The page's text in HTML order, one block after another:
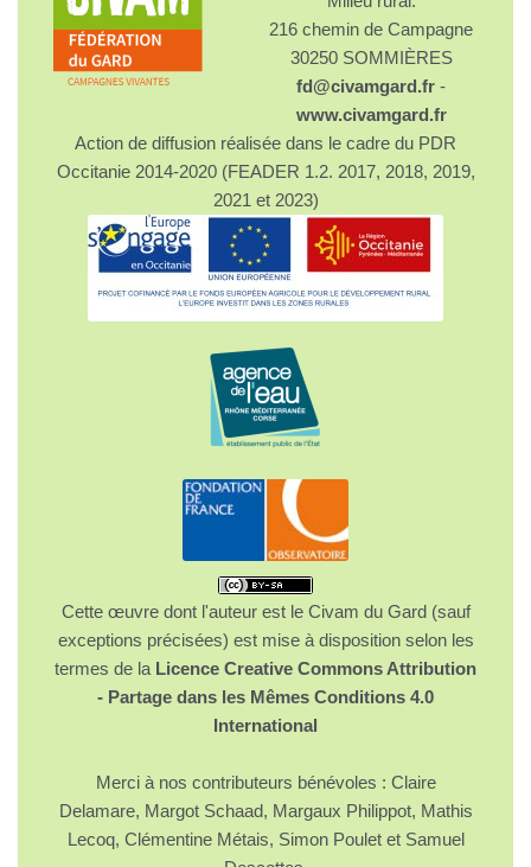
216 chemin de Campagne
30250 SOMMIÈRES
fd@civamgard.fr -
www.civamgard.fr
Action de diffusion réalisée dans le cadre du PDR
Occitanie 2014-2020 (FEADER 1.2. 2017, 2018, 2019,
2021 et 2023)
Cette œuvre dont l'auteur est le Civam du Gard (sauf
exceptions précisées) est mise à disposition selon les
termes de la Licence Creative Commons Attribution
- Partage dans les Mêmes Conditions 4.0
International
Merci à nos contributeurs bénévoles : Claire
Delamare, Margot Schaad, Margaux Philippot, Mathis
Lecoq, Clémentine Métais, Simon Poulet et Samuel